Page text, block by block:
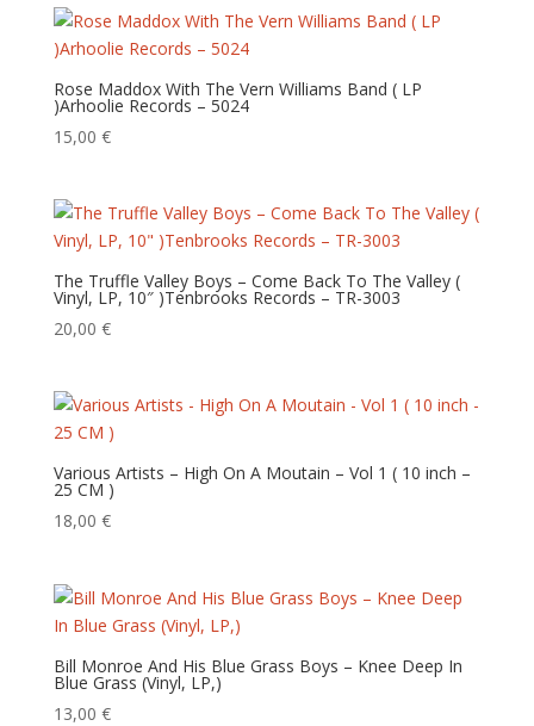
plus
récent
au
plus
Rose Maddox With The Vern Williams Band ( LP
)Arhoolie Records – 5024
15,00 €
The Truffle Valley Boys – Come Back To The Valley (
Vinyl, LP, 10″ )Tenbrooks Records – TR-3003
20,00 €
Various Artists – High On A Moutain – Vol 1 ( 10 inch –
25 CM )
18,00 €
Bill Monroe And His Blue Grass Boys – Knee Deep In
Blue Grass (Vinyl, LP,)
13,00 €